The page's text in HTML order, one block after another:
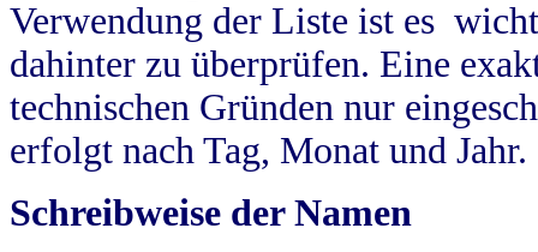
Verwendung der Liste ist es
dahinter zu überprüfen. Eine
technischen Gründen nur
erfolgt nach Tag, Monat und Jahr.
Schreibweise der Namen